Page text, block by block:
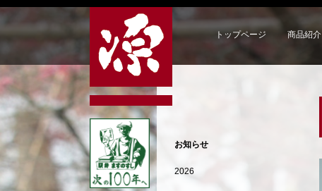
トップページ 商品紹介
お知らせ
2026